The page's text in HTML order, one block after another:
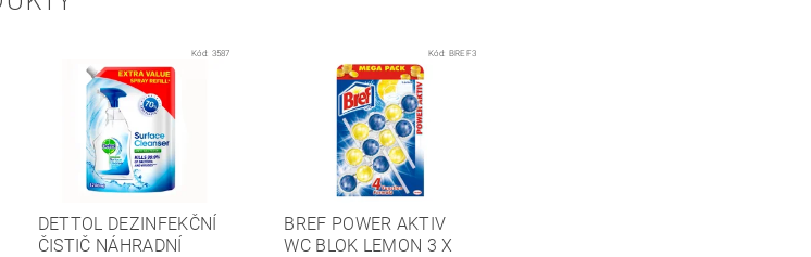
Kód: 3587
DETTOL DEZINFEKČNÍ
ČISTIČ NÁHRADNÍ
Kód: BREF3
BREF POWER AKTIV
WC BLOK LEMON 3 X